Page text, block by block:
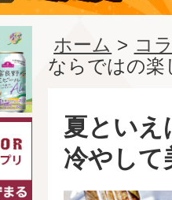
ホーム > コ
ならではの楽
夏といえ
冷やして